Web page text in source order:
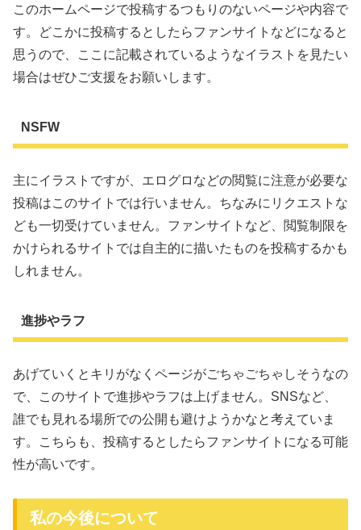
このホームページで投稿するつもりのないページや内容で
す。どこかに投稿するとしたらファンサイトなどになると
思うので、ここに記載されているようなイラストを見たい
場合はぜひご支援をお願いします。
NSFW
主にイラストですが、エログロなどの閲覧に注意が必要な
投稿はこのサイトでは行いません。ちなみにリクエストな
ども一切受けていません。ファンサイトなど、閲覧制限を
かけられるサイトでは自主的に描いたものを投稿するかも
しれません。
進捗やラフ
あげていくとキリがなくページがごちゃごちゃしそうなの
で、このサイトで進捗やラフは上げません。SNSなど、
誰でも見れる場所での公開も避けようかなと考えていま
す。こちらも、投稿するとしたらファンサイトになる可能
性が高いです。
私の今後について